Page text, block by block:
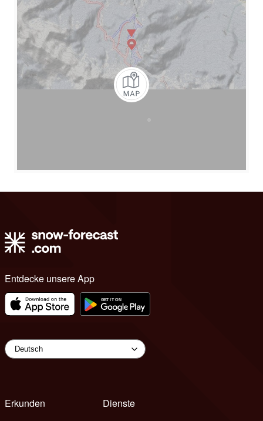
Entdecke unsere App
Erkunden
Dienste